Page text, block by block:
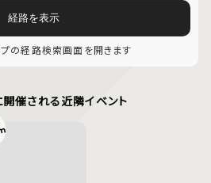
経路を表示
の経路検索画面を開きます
催される近隣イベント